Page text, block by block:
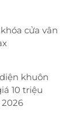
cửa vân
khuôn
10 triệu